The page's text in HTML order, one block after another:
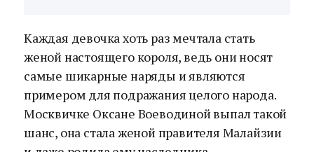
Каждая девочка хоть раз мечтала стать
женой настоящего короля, ведь они носят
самые шикарные наряды и являются
примером для подражания целого народа.
Москвичке Оксане Воеводиной выпал такой
шанс, она стала женой правителя Малайзии